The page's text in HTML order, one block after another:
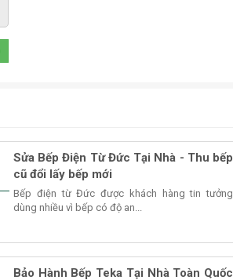
Sửa Bếp Điện Từ Đức Tại Nhà - Thu bếp
cũ đổi lấy bếp mới
Bếp điện từ Đức được khách hàng tin tưởng
dùng nhiều vì bếp có độ an...
Bảo Hành Bếp Teka Tại Nhà Toàn Quốc